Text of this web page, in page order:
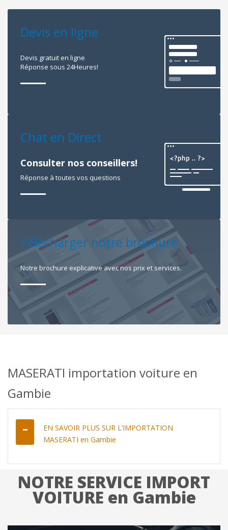
Devis en ligne
Devis gratuit en ligne
Réponse sous 24Heures!
Chat en Direct
Consulter nos conseillers!
Réponse à toutes vos questions
Télécharger notre brochure
Notre brochure explicative avec nos prix et services.
MASERATI importation voiture en
Gambie
EN SAVOIR PLUS SUR L’IMPORTATION
MASERATI en Gambie
NOTRE SERVICE IMPORT
VOITURE en Gambie